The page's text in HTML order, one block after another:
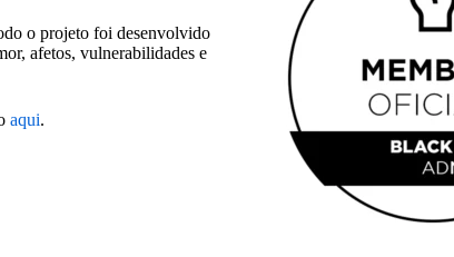
o projeto foi desenvolvido
afetos, vulnerabilidades e
aqui.